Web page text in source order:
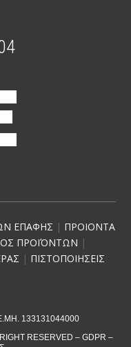
ΕΠΑΦΗΣ | ΠΡΟΙΟΝΤΑ
ΠΡΟΪΌΝΤΩΝ |
| ΠΙΣΤΟΠΟΙΗΣΕΙΣ
133131044000
RESERVED – GDPR –